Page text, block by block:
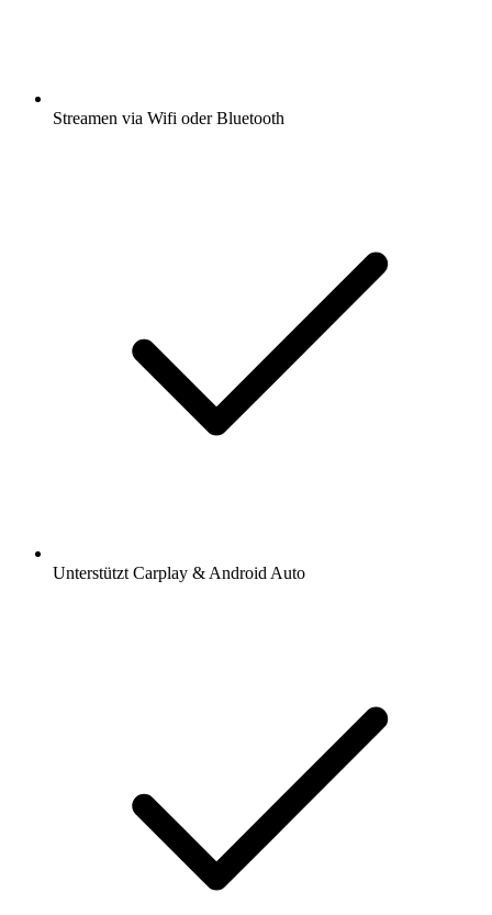
Streamen via Wifi oder Bluetooth
Unterstützt Carplay & Android Auto